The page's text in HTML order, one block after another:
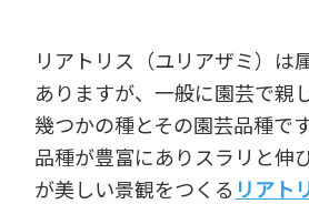
リアトリス（ユリアザミ）は
ありますが、一般に園芸で親
幾つかの種とその園芸品種で
品種が豊富にありスラリと伸
が美しい景観をつくる リアト